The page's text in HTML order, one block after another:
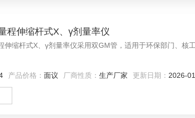
程伸缩杆式X、γ剂量率仪
伸缩杆式X、γ剂量率仪采用双GM管，适用于环保部门、核
产品价格： 面议 厂商性质： 生产厂家 更新日期： 2026-